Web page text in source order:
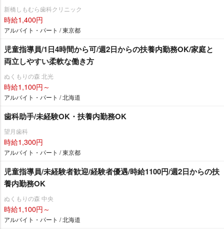
新橋しもむら歯科クリニック
時給1,400円
アルバイト・パート / 東京都
児童指導員/1日4時間から可/週2日からの扶養内勤務OK/家庭と
両立しやすい柔軟な働き方
ぬくもりの森 北光
時給1,100円～
アルバイト・パート / 北海道
歯科助手/未経験OK・扶養内勤務OK
望月歯科
時給1,300円
アルバイト・パート / 東京都
児童指導員/未経験者歓迎/経験者優遇/時給1100円/週2日からの扶
養内勤務OK
ぬくもりの森 中央
時給1,100円～
アルバイト・パート / 北海道